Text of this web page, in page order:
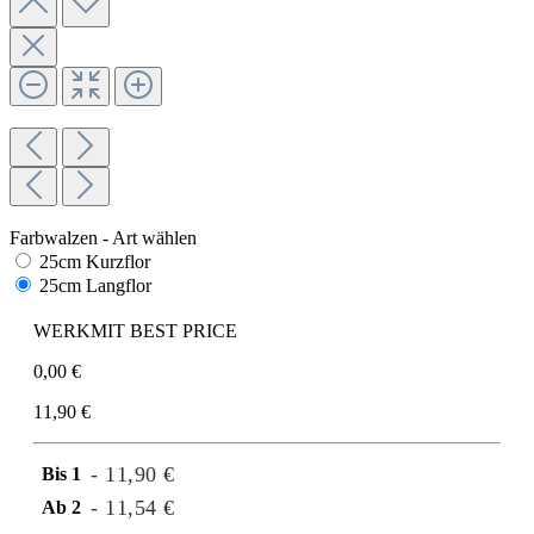
Farbwalzen - Art wählen
25cm Kurzflor
25cm Langflor
WERKMIT BEST PRICE
0,00 €
11,90 €
Bis 1 - 11,90 €
Ab 2 - 11,54 €